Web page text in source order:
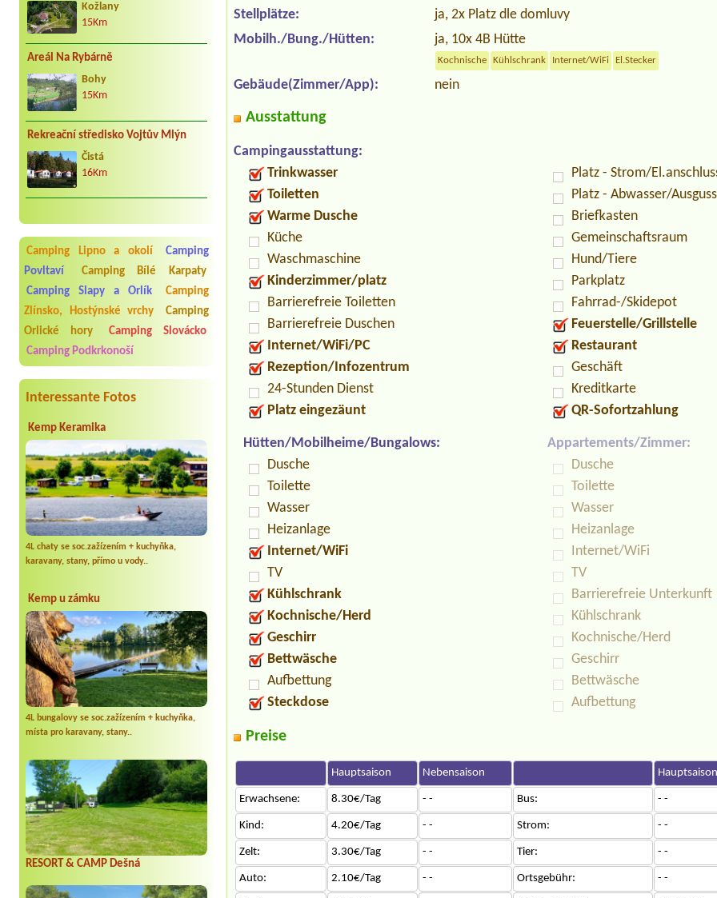
Kožlany
15Km
Areál Na Rybárně
Bohy
15Km
Rekreační středisko Vojtův Mlýn
Čistá
16Km
Camping Lipno a okolí
Camping
Povltaví
Camping Bílé Karpaty
Camping Slapy a Orlík
Camping
Zlínsko, Hostýnské vrchy
Camping
Orlické hory
Camping Slovácko
Camping Podkrkonoší
Interessante Fotos
Kemp Keramika
4L chaty se soc.zažízením + kuchyňka,
karavany, stany, přímo u vody..
Kemp u zámku
4L bungalovy se soc.zažízením + kuchyňka,
místa pro karavany, stany..
RESORT & CAMP Dešná
Stellplätze:
ja, 2x Platz dle domluvy
Mobilh./Bung./Hütten:
ja, 10x 4B Hütte
Kochnische Kühlschrank Internet/WiFi El.Stecker
Gebäude(Zimmer/App): nein
Ausstattung
Campingausstattung:
Trinkwasser
Toiletten
Warme Dusche
Küche
Waschmaschine
Kinderzimmer/platz
Barrierefreie Toiletten
Barrierefreie Duschen
Internet/WiFi/PC
Rezeption/Infozentrum
24-Stunden Dienst
Platz eingezäunt
Platz - Strom/
Platz - Abwasser/Ausguss
Briefkasten
Gemeinschaftsraum
Hund/Tiere
Parkplatz
Fahrrad-/Skidepot
Feuerstelle/Grillstelle
Restaurant
Geschäft
Kreditkarte
QR-Sofortzahlung
Hütten/Mobilheime/Bungalows:
Dusche
Toilette
Wasser
Heizanlage
Internet/WiFi
TV
Kühlschrank
Kochnische/Herd
Geschirr
Bettwäsche
Aufbettung
Steckdose
Appartements/Zimmer:
Dusche
Toilette
Wasser
Heizanlage
Internet/WiFi
TV
Barrierefreie Unterkunft
Kühlschrank
Kochnische/Herd
Geschirr
Bettwäsche
Aufbettung
Preise
Hauptsaison Nebensaison Hauptsaison
Erwachsene: 8.30€/Tag - - Bus: - -
Kind: 4.20€/Tag - - Strom: - -
Zelt: 3.30€/Tag - - Tier: - -
Auto: 2.10€/Tag - - Ortsgebühr: - -